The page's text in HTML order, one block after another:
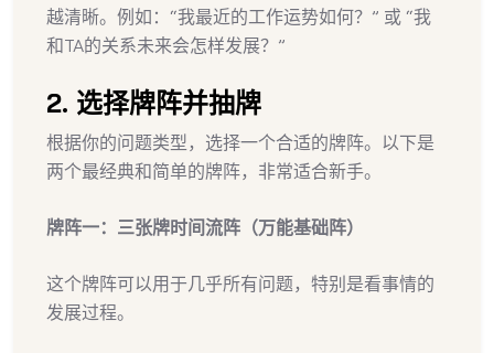
越清晰。例如：“我最近的工作运势如何？” 或 “我
和TA的关系未来会怎样发展？”
2. 选择牌阵并抽牌
根据你的问题类型，选择一个合适的牌阵。以下是
两个最经典和简单的牌阵，非常适合新手。
牌阵一：三张牌时间流阵（万能基础阵）
这个牌阵可以用于几乎所有问题，特别是看事情的
发展过程。